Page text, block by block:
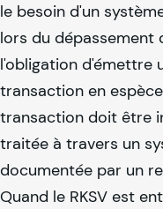
le besoin d'un
lors du dépassement
l'obligation d'émettre
transaction en
transaction doit être
traitée à travers un
documentée par un
Quand le RKSV est